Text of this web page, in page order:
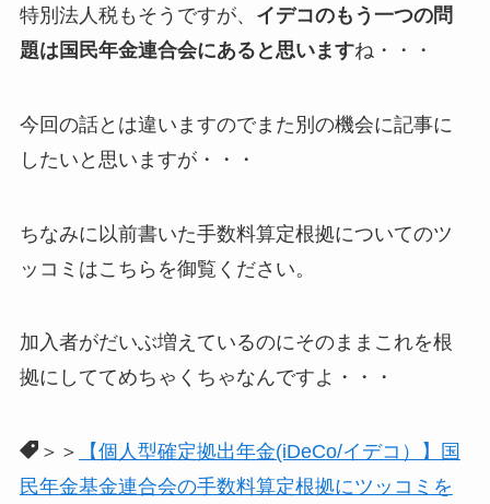
特別法人税もそうですが、 イデコのもう一つの問
題は国民年金連合会にあると思いますね・・・
今回の話とは違いますのでまた別の機会に記事に
したいと思いますが・・・
ちなみに以前書いた手数料算定根拠についてのツ
ッコミはこちらを御覧ください。
加入者がだいぶ増えているのにそのままこれを根
拠にしててめちゃくちゃなんですよ・・・
＞＞
【個人型確定拠出年金(iDeCo/イデコ）】国
民年金基金連合会の手数料算定根拠にツッコミを